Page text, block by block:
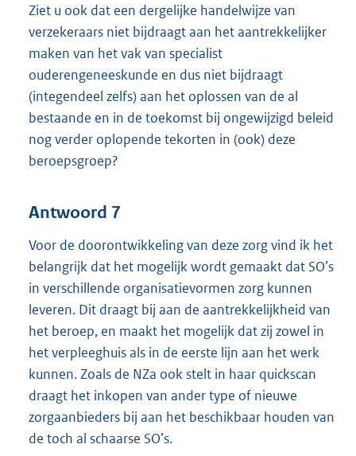
Ziet u ook dat een dergelijke handelwijze van
verzekeraars niet bijdraagt aan het aantrekkelijker
maken van het vak van specialist
ouderengeneeskunde en dus niet bijdraagt
(integendeel zelfs) aan het oplossen van de al
bestaande en in de toekomst bij ongewijzigd beleid
nog verder oplopende tekorten in (ook) deze
beroepsgroep?
Antwoord 7
Voor de doorontwikkeling van deze zorg vind ik het
belangrijk dat het mogelijk wordt gemaakt dat SO’s
in verschillende organisatievormen zorg kunnen
leveren. Dit draagt bij aan de aantrekkelijkheid van
het beroep, en maakt het mogelijk dat zij zowel in
het verpleeghuis als in de eerste lijn aan het werk
kunnen. Zoals de NZa ook stelt in haar quickscan
draagt het inkopen van ander type of nieuwe
zorgaanbieders bij aan het beschikbaar houden van
de toch al schaarse SO’s.